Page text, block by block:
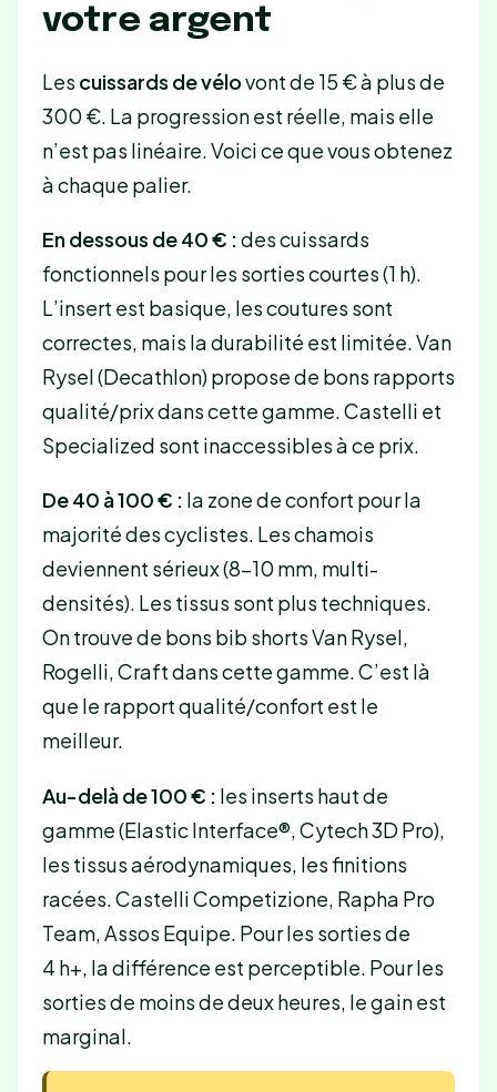
votre argent
Les cuissards de vélovont de 15 € à plus de
300 €. La progression est réelle, mais elle
n’est pas linéaire. Voici ce que vous obtenez
à chaque palier.
En dessous de 40 € :des cuissards
fonctionnels pour les sorties courtes (1 h).
L’insert est basique, les coutures sont
correctes, mais la durabilité est limitée. Van
Rysel (Decathlon) propose de bons rapports
qualité/prix dans cette gamme. Castelli et
Specialized sont inaccessibles à ce prix.
De 40 à 100 € : la zone de confort pour la
majorité des cyclistes. Les chamois
deviennent sérieux (8-10 mm, multi-
densités). Les tissus sont plus techniques.
On trouve de bons bib shorts Van Rysel,
Rogelli, Craft dans cette gamme. C’est là
que le rapport qualité/confort est le
meilleur.
Au-delà de 100 € : les inserts haut de
gamme (Elastic Interface®, Cytech 3D Pro),
les tissus aérodynamiques, les finitions
racées. Castelli Competizione, Rapha Pro
Team, Assos Equipe. Pour les sorties de
4 h+, la différence est perceptible. Pour les
sorties de moins de deux heures, le gain est
marginal.